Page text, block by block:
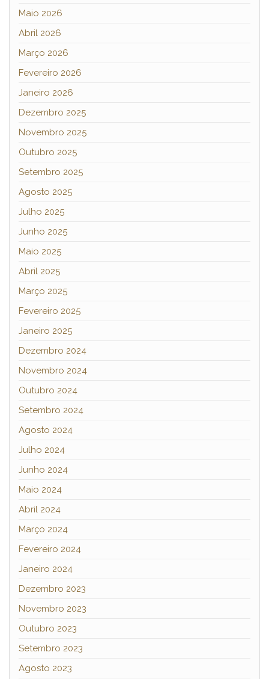
Maio 2026
Abril 2026
Março 2026
Fevereiro 2026
Janeiro 2026
Dezembro 2025
Novembro 2025
Outubro 2025
Setembro 2025
Agosto 2025
Julho 2025
Junho 2025
Maio 2025
Abril 2025
Março 2025
Fevereiro 2025
Janeiro 2025
Dezembro 2024
Novembro 2024
Outubro 2024
Setembro 2024
Agosto 2024
Julho 2024
Junho 2024
Maio 2024
Abril 2024
Março 2024
Fevereiro 2024
Janeiro 2024
Dezembro 2023
Novembro 2023
Outubro 2023
Setembro 2023
Agosto 2023